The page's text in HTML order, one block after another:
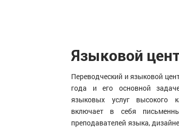
Языковой
Переводческий и языковой
года и его основной
языковых услуг высокого
включает в себя
преподавателей языка,